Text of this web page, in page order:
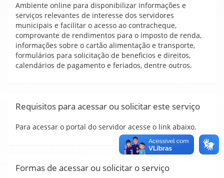
Ambiente online para disponibilizar informações e
serviços relevantes de interesse dos servidores
municipais e facilitar o acesso ao contracheque,
comprovante de rendimentos para o imposto de renda,
informações sobre o cartão alimentação e transporte,
formulários para solicitação de beneficios e direitos,
calendários de pagamento e feriados, dentre outros.
Requisitos para acessar ou solicitar este serviço
Para acessar o portal do servidor acesse o link abaixo.
Formas de acessar ou solicitar o serviço